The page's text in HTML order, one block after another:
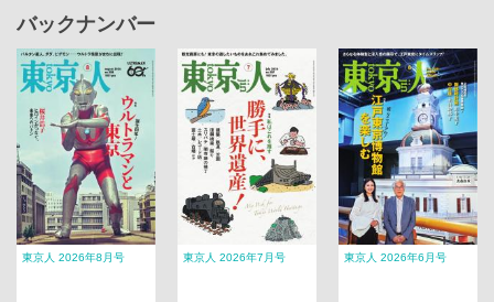
バックナンバー
東京人 2026年8月号 東京人 2026年7月号 東京人 2026年6月号